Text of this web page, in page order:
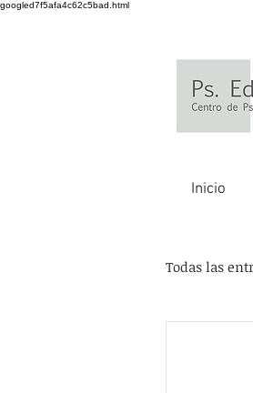
googled7f5afa4c62c5bad.html
Inicio
Todas las